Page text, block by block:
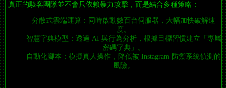
真正的駭客團隊並不會只依賴暴力攻擊，而是結合多種策略：
分散式雲端運算：同時啟動數百台伺服器，大幅加快破解速
度。
智慧字典模型：透過 AI 與行為分析，根據目標習慣建立「專屬
密碼字典」。
自動化腳本：模擬真人操作，降低被 Instagram 防禦系統偵測的
風險。